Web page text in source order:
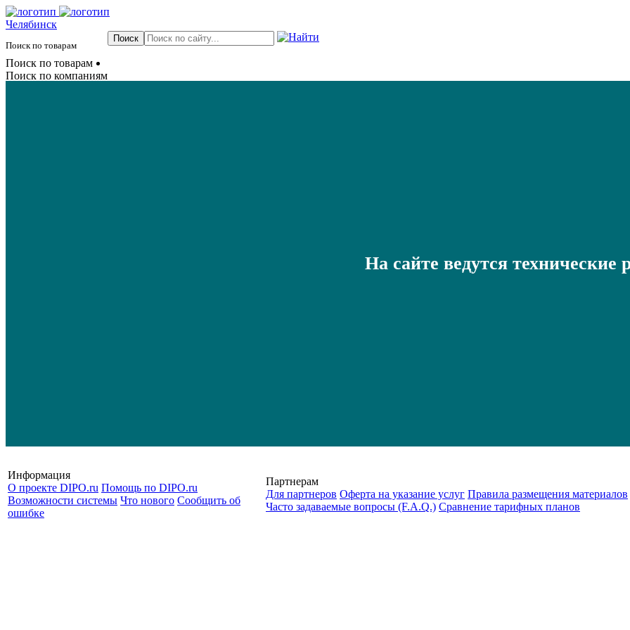
Челябинск
Поиск по товарам
Поиск по товарам
Поиск по компаниям
На сайте ведутся технические
Информация
О проекте DIPO.ru Помощь по DIPO.ru
Возможности системы Что нового Сообщить об
ошибке
Партнерам
Для партнеров Оферта на указание услуг Правила размещения материалов
Часто задаваемые вопросы (F.A.Q.) Cравнение тарифных планов